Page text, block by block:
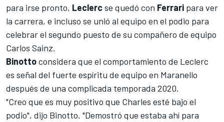
para irse pronto, Leclercse quedó con Ferrari para ver
la carrera, e incluso se unió al equipo en el podio para
celebrarel segundo puesto de su compañero de equipo
Carlos Sainz.
Binottoconsidera que el comportamiento de Leclerc
es señal del fuerte espíritu de equipo en Maranello
después de una complicada temporada 2020.
"Creo que es muy positivo que Charles esté bajo el
podio", dijo Binotto. "Demostró que estaba ahí para